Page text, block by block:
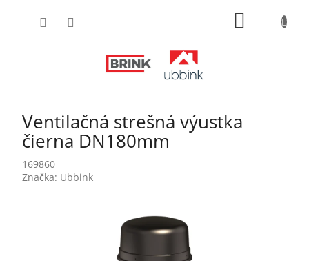
Ventilačná strešná výustka
čierna DN180mm
169860
Značka: Ubbink